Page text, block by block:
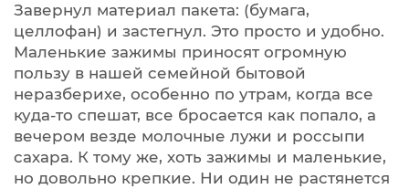
Завернул материал пакета: (бумага,
целлофан) и застегнул. Это просто и удобно.
Маленькие зажимы приносят огромную
пользу в нашей семейной бытовой
неразберихе, особенно по утрам, когда все
куда-то спешат, все бросается как попало, а
вечером везде молочные лужи и россыпи
сахара. К тому же, хоть зажимы и маленькие,
но довольно крепкие. Ни один не растянется